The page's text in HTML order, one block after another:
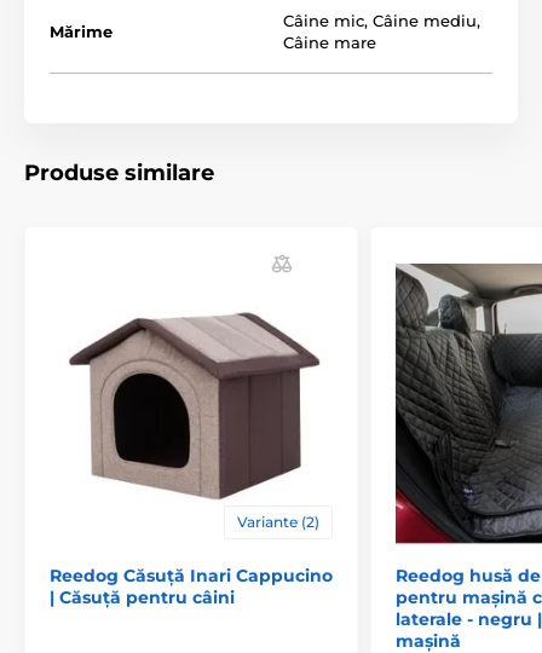
Mărime
Câine mic, Câine mediu,
Câine mare
Produse similare
Variante (2)
Reedog Căsuță Inari Cappucino
| Căsuță pentru câini
Reedog husă
pentru mașină
laterale - negru
mașină